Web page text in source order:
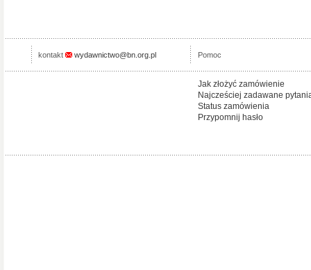
kontakt wydawnictwo@bn.org.pl Pomoc
Jak złożyć zamówienie
Najcześciej zadawane
Status zamówienia
Przypomnij hasło